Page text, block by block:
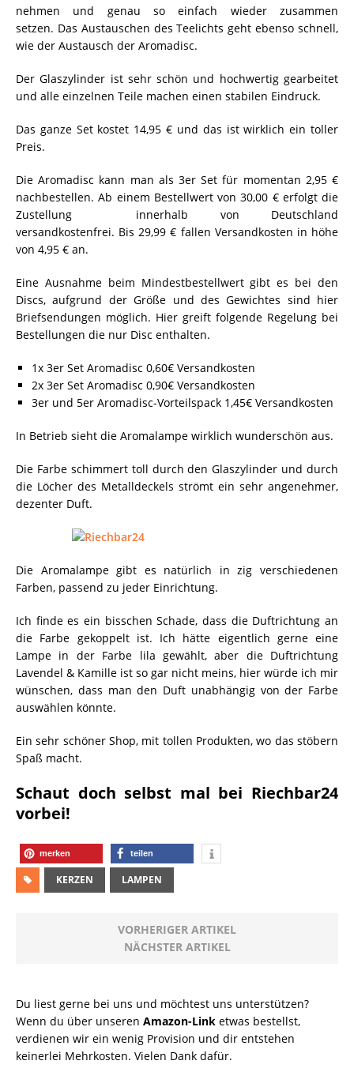
nehmen und genau so einfach wieder zusammen
setzen. Das Austauschen des Teelichts geht ebenso schnell,
wie der Austausch der Aromadisc.
Der Glaszylinder ist sehr schön und hochwertig gearbeitet
und alle einzelnen Teile machen einen stabilen Eindruck.
Das ganze Set kostet 14,95 € und das ist wirklich ein toller
Preis.
Die Aromadisc kann man als 3er Set für momentan 2,95 €
nachbestellen. Ab einem Bestellwert von 30,00 € erfolgt die
Zustellung innerhalb von Deutschland
versandkostenfrei. Bis 29,99 € fallen Versandkosten in höhe
von 4,95 € an.
Eine Ausnahme beim Mindestbestellwert gibt es bei den
Discs, aufgrund der Größe und des Gewichtes sind hier
Briefsendungen möglich. Hier greift folgende Regelung bei
Bestellungen die nur Disc enthalten.
1x 3er Set Aromadisc 0,60€ Versandkosten
2x 3er Set Aromadisc 0,90€ Versandkosten
3er und 5er Aromadisc-Vorteilspack 1,45€ Versandkosten
In Betrieb sieht die Aromalampe wirklich wunderschön aus.
Die Farbe schimmert toll durch den Glaszylinder und durch
die Löcher des Metalldeckels strömt ein sehr angenehmer,
dezenter Duft.
Die Aromalampe gibt es natürlich in zig verschiedenen
Farben, passend zu jeder Einrichtung.
Ich finde es ein bisschen Schade, dass die Duftrichtung an
die Farbe gekoppelt ist. Ich hätte eigentlich gerne eine
Lampe in der Farbe lila gewählt, aber die Duftrichtung
Lavendel & Kamille ist so gar nicht meins, hier würde ich mir
wünschen, dass man den Duft unabhängig von der Farbe
auswählen könnte.
Ein sehr schöner Shop, mit tollen Produkten, wo das stöbern
Spaß macht.
Schaut doch selbst mal bei Riechbar24
vorbei!
merken teilen
KERZEN LAMPEN
VORHERIGER ARTIKEL
NÄCHSTER ARTIKEL
Du liest gerne bei uns und möchtest uns unterstützen?
Wenn du über unseren Amazon-Link etwas bestellst,
verdienen wir ein wenig Provision und dir entstehen
keinerlei Mehrkosten. Vielen Dank dafür.